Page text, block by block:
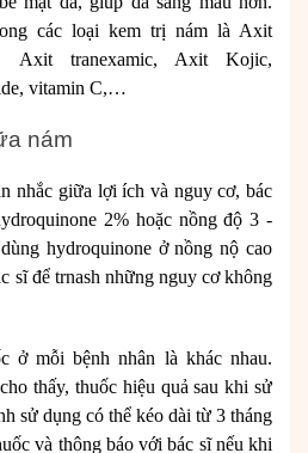
các loại kem trị nám là Axit
Axit tranexamic, Axit Kojic,
vitamin C,…
nám
nhắc giữa lợi ích và nguy cơ, bác
2% hoặc nồng độ 3 -
hydroquinone ở nồng nộ cao
sĩ để trnash những nguy cơ không
ở mỗi bệnh nhân là khác nhau.
thấy, thuốc hiệu quả sau khi sử
sử dụng có thể kéo dài từ 3 tháng
và thông báo với bác sĩ nếu khi